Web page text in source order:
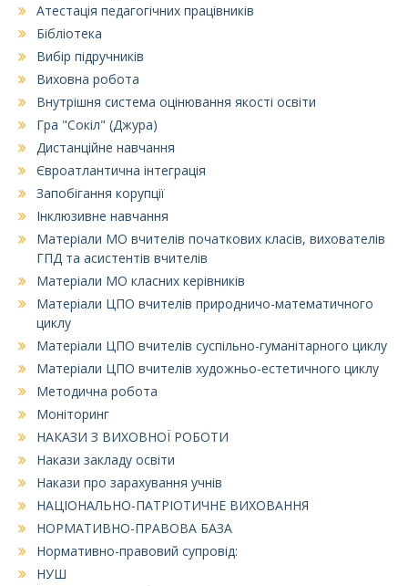
Атестація педагогічних працівників
Бібліотека
Вибір підручників
Виховна робота
Внутрішня система оцінювання якості освіти
Гра "Сокіл" (Джура)
Дистанційне навчання
Євроатлантична інтеграція
Запобігання корупції
Інклюзивне навчання
Матеріали МО вчителів початкових класів, вихователів
ГПД та асистентів вчителів
Матеріали МО класних керівників
Матеріали ЦПО вчителів природничо-математичного
циклу
Матеріали ЦПО вчителів суспільно-гуманітарного циклу
Матеріали ЦПО вчителів художньо-естетичного циклу
Методична робота
Моніторинг
НАКАЗИ З ВИХОВНОЇ РОБОТИ
Накази закладу освіти
Накази про зарахування учнів
НАЦІОНАЛЬНО-ПАТРІОТИЧНЕ ВИХОВАННЯ
НОРМАТИВНО-ПРАВОВА БАЗА
Нормативно-правовий супровід:
НУШ